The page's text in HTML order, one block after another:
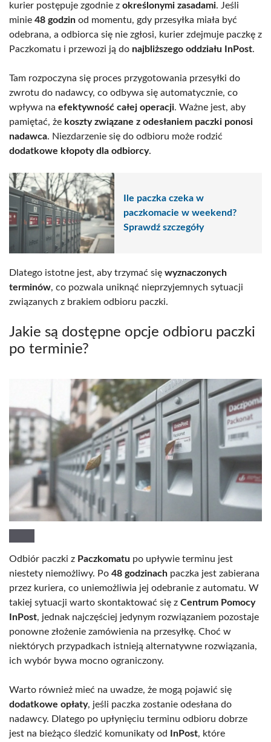
kurier postępuje zgodnie z określonymi zasadami. Jeśli
minie 48 godzin od momentu, gdy przesyłka miała być
odebrana, a odbiorca się nie zgłosi, kurier zdejmuje paczkę z
Paczkomatu i przewozi ją do najbliższego oddziału InPost.
Tam rozpoczyna się proces przygotowania przesyłki do
zwrotu do nadawcy, co odbywa się automatycznie, co
wpływa na efektywność całej operacji. Ważne jest, aby
pamiętać, że koszty związane z odesłaniem paczki ponosi
nadawca. Niezdarzenie się do odbioru może rodzić
dodatkowe kłopoty dla odbiorcy.
Ile paczka czeka w
paczkomacie w weekend?
Sprawdź szczegóły
Dlatego istotne jest, aby trzymać się wyznaczonych
terminów, co pozwala uniknąć nieprzyjemnych sytuacji
związanych z brakiem odbioru paczki.
Jakie są dostępne opcje odbioru paczki
po terminie?
Odbiór paczki z Paczkomatu po upływie terminu jest
niestety niemożliwy. Po 48 godzinach paczka jest zabierana
przez kuriera, co uniemożliwia jej odebranie z automatu. W
takiej sytuacji warto skontaktować się z Centrum Pomocy
InPost, jednak najczęściej jedynym rozwiązaniem pozostaje
ponowne złożenie zamówienia na przesyłkę. Choć w
niektórych przypadkach istnieją alternatywne rozwiązania,
ich wybór bywa mocno ograniczony.
Warto również mieć na uwadze, że mogą pojawić się
dodatkowe opłaty, jeśli paczka zostanie odesłana do
nadawcy. Dlatego po upłynięciu terminu odbioru dobrze
jest na bieżąco śledzić komunikaty od
InPost, które